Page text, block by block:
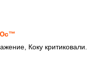
Коку критиковали.